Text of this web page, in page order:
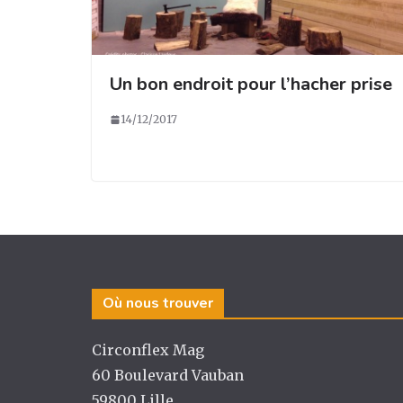
Un bon endroit pour l’hacher prise
14/12/2017
Où nous trouver
Circonflex Mag
60 Boulevard Vauban